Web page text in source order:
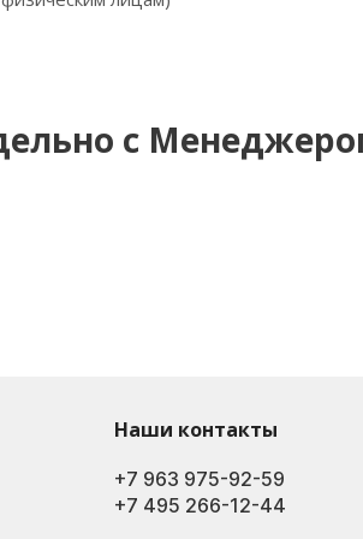
с
Наши контакты
+7 495 266-12-44
+7 963 975-92-59